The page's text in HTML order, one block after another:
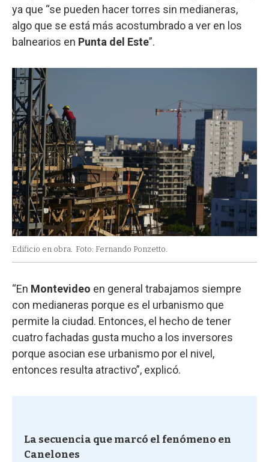
ya que “se pueden hacer torres sin medianeras,
algo que se está más acostumbrado a ver en los
balnearios en Punta del Este”.
Edificio en obra. Foto: Fernando Ponzetto.
“En Montevideo en general trabajamos siempre
con medianeras porque es el urbanismo que
permite la ciudad. Entonces, el hecho de tener
cuatro fachadas gusta mucho a los inversores
porque asocian ese urbanismo por el nivel,
entonces resulta atractivo”, explicó.
La secuencia que marcó el fenómeno en
Canelones